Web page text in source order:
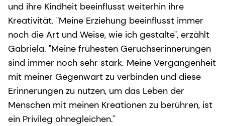
und ihre Kindheit beeinflusst weiterhin ihre
Kreativität. "Meine Erziehung beeinflusst immer
noch die Art und Weise, wie ich gestalte", erzählt
Gabriela. "Meine frühesten Geruchserinnerungen
sind immer noch sehr stark. Meine Vergangenheit
mit meiner Gegenwart zu verbinden und diese
Erinnerungen zu nutzen, um das Leben der
Menschen mit meinen Kreationen zu berühren, ist
ein Privileg ohnegleichen."